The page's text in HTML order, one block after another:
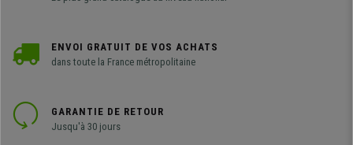
ENVOI GRATUIT DE VOS ACHATS
dans toute la France métropolitaine
GARANTIE DE RETOUR
Jusqu'à 30 jours